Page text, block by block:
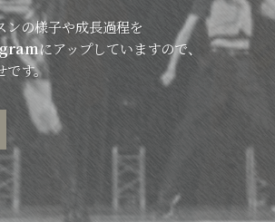
ンの様子や成長過程を
にアップしていますので、
です。